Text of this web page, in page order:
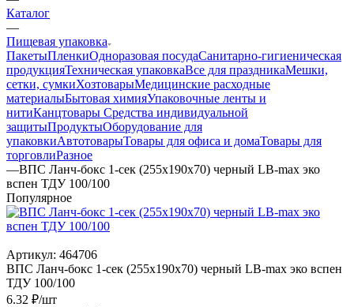
Каталог
—
Пищевая упаковка
ПакетыПленкиОдноразовая посудаСанитарно-гигиеническая
продукцияТехническая упаковкаВсе для праздникаМешки,
сетки, сумкиХозтоварыМедицинские расходные
материалыБытовая химияУпаковочные ленты и
нитиКанцтовары Средства индивидуальной
защитыПродуктыОборудование для
упаковкиАвтотоварыТовары для офиса и домаТовары для
торговлиРазное
—ВПС Ланч-бокс 1-сек (255х190х70) черный LB-max эко
вспен ТДУ 100/100
Популярное
Артикул: 464706
ВПС Ланч-бокс 1-сек (255х190х70) черный LB-max эко вспен
ТДУ 100/100
6.32 ₽/шт